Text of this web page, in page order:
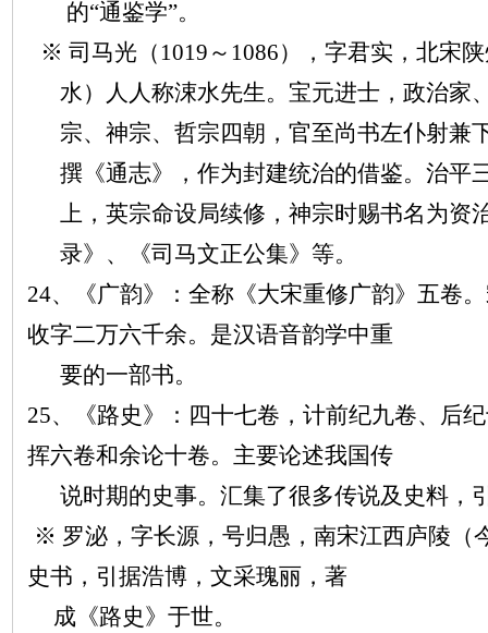
的“通鉴学”。
※ 司马光（1019～1086），字君实，北宋
水）人人称涑水先生。宝元进士，政治家
宗、神宗、哲宗四朝，官至尚书左仆射兼
撰《通志》，作为封建统治的借鉴。治平
上，英宗命设局续修，神宗时赐书名为资
录》、《司马文正公集》等。
24、《广韵》：全称《大宋重修广韵》五卷
收字二万六千余。是汉语音韵学中重
要的一部书。
25、《路史》：四十七卷，计前纪九卷、后
挥六卷和余论十卷。主要论述我国传
说时期的史事。汇集了很多传说及史料，
※ 罗泌，字长源，号归愚，南宋江西庐陵（
史书，引据浩博，文采瑰丽，著
成《路史》于世。